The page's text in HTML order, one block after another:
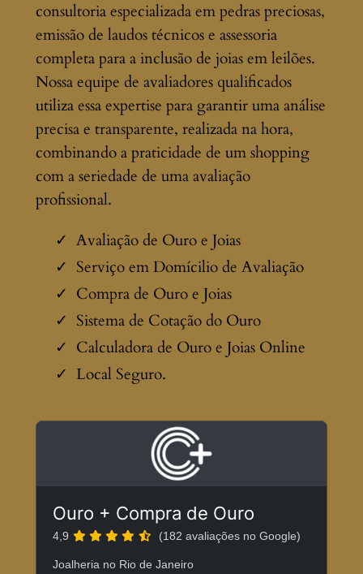
consultoria especializada em pedras preciosas,
emissão de laudos técnicos e assessoria
completa para a inclusão de joias em leilões.
Nossa equipe de avaliadores qualificados
utiliza essa expertise para garantir uma análise
precisa e transparente, realizada na hora,
combinando a praticidade de um shopping
com a seriedade de uma avaliação
profissional.
Avaliação de Ouro e Joias
Serviço em Domícilio de Avaliação
Compra de Ouro e Joias
Sistema de Cotação do Ouro
Calculadora de Ouro e Joias Online
Local Seguro.
Ouro + Compra de Ouro
4,9 (182 avaliações no Google)
Joalheria no Rio de Janeiro